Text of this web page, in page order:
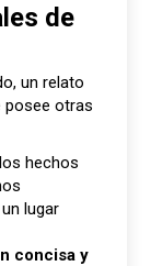
de
un relato
posee otras
hechos
lugar
concisa y